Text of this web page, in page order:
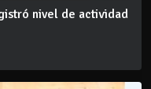
nivel de actividad